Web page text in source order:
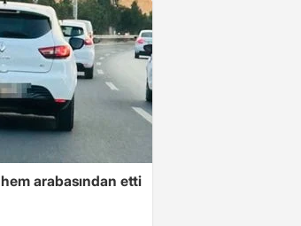
hem arabasından etti